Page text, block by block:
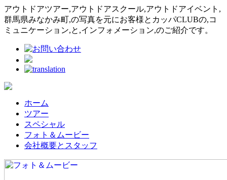
アウトドアツアー,アウトドアスクール,アウトドアイベント,
群馬県みなかみ町,の写真を元にお客様とカッパCLUBの,コ
ミュニケーション,と,インフォメーション,のご紹介です。
ホーム
ツアー
スペシャル
フォト＆ムービー
会社概要とスタッフ